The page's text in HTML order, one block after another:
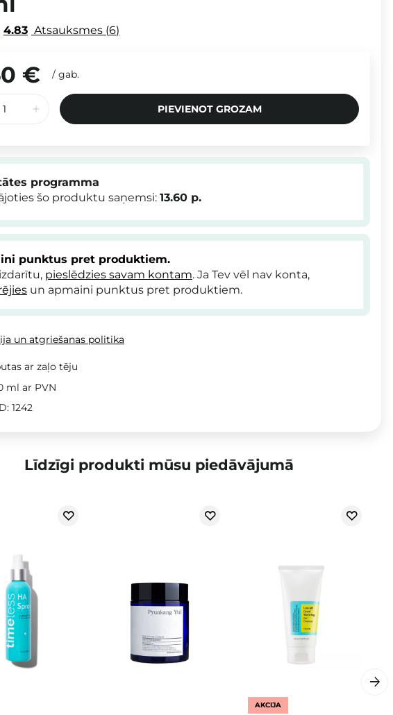
4.83 Atsauksmes 6
€ / gab.
PIEVIENOT GROZAM
programma
šo produktu saņemsi: 13.60 p.
punktus pret produktiem.
pieslēdzies savam kontam. Ja Tev vēl nav konta,
un apmaini punktus pret produktiem.
un atgriešanas politika
ar zaļo tēju
ml ar PVN
1242
Līdzīgi produkti mūsu piedāvājumā
AKCIJA